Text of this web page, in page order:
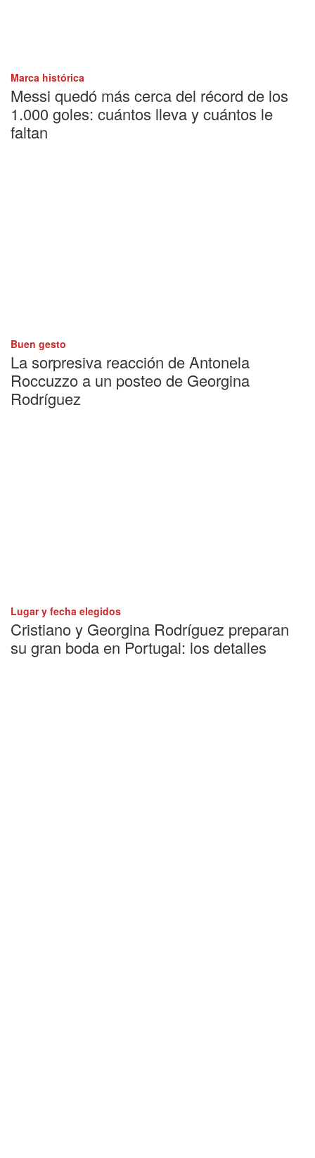
Marca histórica
Messi quedó más cerca del récord de los
1.000 goles: cuántos lleva y cuántos le
faltan
Buen gesto
La sorpresiva reacción de Antonela
Roccuzzo a un posteo de Georgina
Rodríguez
Lugar y fecha elegidos
Cristiano y Georgina Rodríguez preparan
su gran boda en Portugal: los detalles